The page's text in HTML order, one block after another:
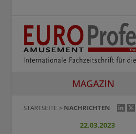
MAGAZIN
STARTSEITE NACHRICHTEN
22.03.2023